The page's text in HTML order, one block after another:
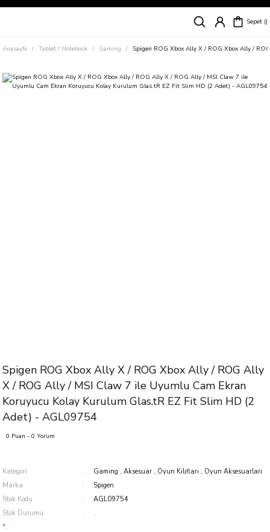
Siparişleriniz
Süper İndirimli Fiyatlar
Sepet
Anasayfa Tablet / Notebook Gaming Spigen ROG Xbox Ally X / ROG Xbox Ally /
Spigen ROG Xbox Ally X / ROG Xbox Ally / ROG Ally
X / ROG Ally / MSI Claw 7 ile Uyumlu Cam Ekran
Koruyucu Kolay Kurulum Glas.tR EZ Fit Slim HD (2
Adet) - AGL09754
0 Puan - 0 Yorum
Kategori Gaming , Aksesuar , Oyun Kılıfları , Oyun Aksesuarları
Marka
Spigen
Stok Kodu
AGL09754
Stok Durumu
.
*.